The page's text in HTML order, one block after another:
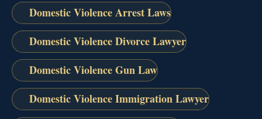
Domestic Violence Arrest Laws
Domestic Violence Divorce Lawyer
Domestic Violence Gun Law
Domestic Violence Immigration Lawyer